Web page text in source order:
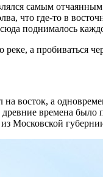
самым
что где-то в
поднималось
а пробиваться
на восток, а
времена
Московской